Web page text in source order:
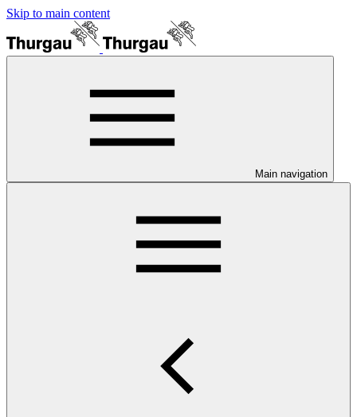
Skip to main content
Main navigation